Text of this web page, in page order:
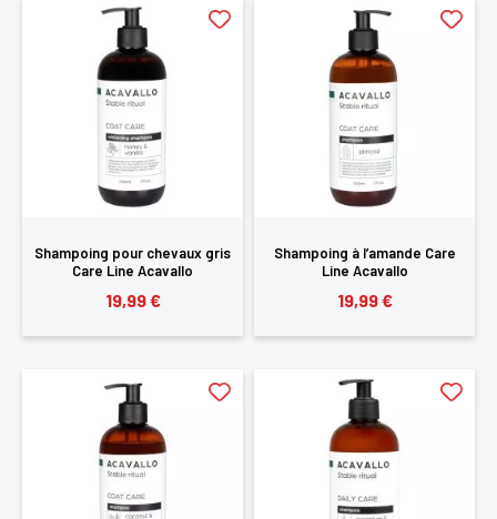
Shampoing pour chevaux gris
Care Line Acavallo
19,99 €
Shampoing à l’amande Care
Line Acavallo
19,99 €
ANNULER SE
CONNECTER